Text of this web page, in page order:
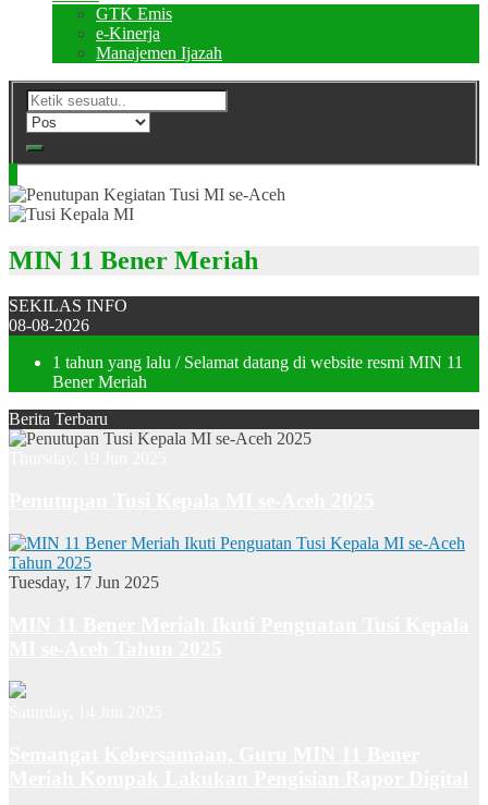
GTK Emis
e-Kinerja
Manajemen Ijazah
MIN 11 Bener Meriah
SEKILAS INFO
08-08-2026
1 tahun yang lalu / Selamat datang di website resmi MIN 11
Bener Meriah
Berita Terbaru
Tuesday, 17 Jun 2025